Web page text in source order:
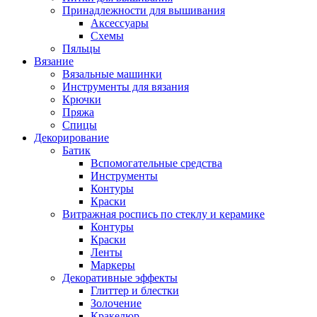
Принадлежности для вышивания
Аксессуары
Схемы
Пяльцы
Вязание
Вязальные машинки
Инструменты для вязания
Крючки
Пряжа
Спицы
Декорирование
Батик
Вспомогательные средства
Инструменты
Контуры
Краски
Витражная роспись по стеклу и керамике
Контуры
Краски
Ленты
Маркеры
Декоративные эффекты
Глиттер и блестки
Золочение